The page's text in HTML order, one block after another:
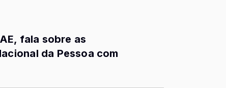
fala sobre as
da Pessoa com